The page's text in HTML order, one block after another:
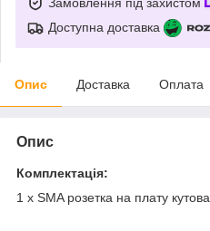
Доступна доставка
Опис Доставка Оплата
Опис
Комплектація:
1 x SMA розетка на плату кутова